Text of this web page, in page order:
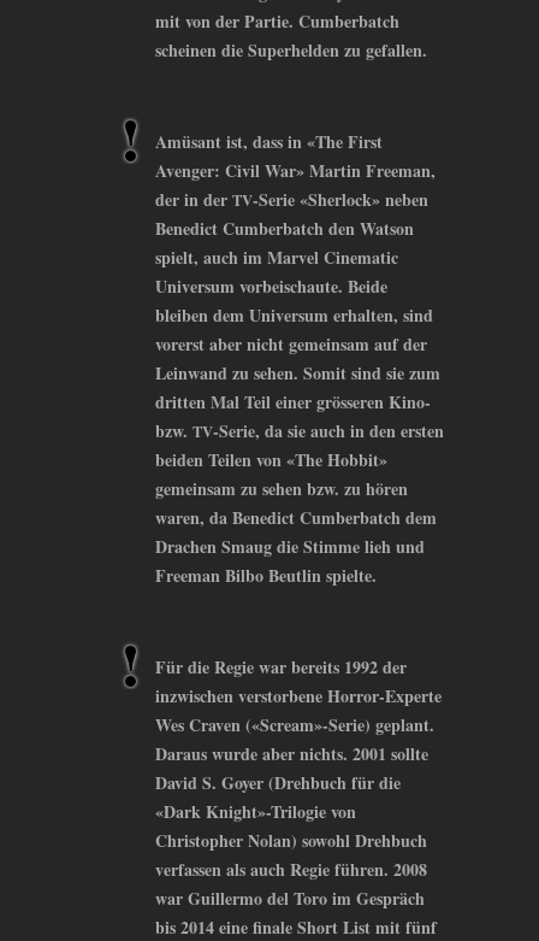
mit von der Partie. Cumberbatch
scheinen die Superhelden zu gefallen.
Amüsant ist, dass in «The First
Avenger: Civil War» Martin Freeman,
der in der TV-Serie «Sherlock» neben
Benedict Cumberbatch den Watson
spielt, auch im Marvel Cinematic
Universum vorbeischaute. Beide
bleiben dem Universum erhalten, sind
vorerst aber nicht gemeinsam auf der
Leinwand zu sehen. Somit sind sie zum
dritten Mal Teil einer grösseren Kino-
bzw. TV-Serie, da sie auch in den ersten
beiden Teilen von «The Hobbit»
gemeinsam zu sehen bzw. zu hören
waren, da Benedict Cumberbatch dem
Drachen Smaug die Stimme lieh und
Freeman Bilbo Beutlin spielte.
Für die Regie war bereits 1992 der
inzwischen verstorbene Horror-Experte
Wes Craven («Scream»-Serie) geplant.
Daraus wurde aber nichts. 2001 sollte
David S. Goyer (Drehbuch für die
«Dark Knight»-Trilogie von
Christopher Nolan) sowohl Drehbuch
verfassen als auch Regie führen. 2008
war Guillermo del Toro im Gespräch
bis 2014 eine finale Short List mit fünf